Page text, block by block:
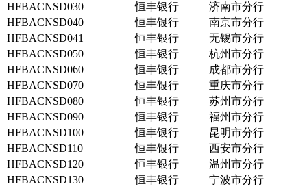
HFBACNSD030
恒丰银行
济南市分行
HFBACNSD040
恒丰银行
南京市分行
HFBACNSD041
恒丰银行
无锡市分行
HFBACNSD050
恒丰银行
杭州市分行
HFBACNSD060
恒丰银行
成都市分行
HFBACNSD070
恒丰银行
重庆市分行
HFBACNSD080
恒丰银行
苏州市分行
HFBACNSD090
恒丰银行
福州市分行
HFBACNSD100
恒丰银行
昆明市分行
HFBACNSD110
恒丰银行
西安市分行
HFBACNSD120
恒丰银行
温州市分行
HFBACNSD130
恒丰银行 宁波市分行